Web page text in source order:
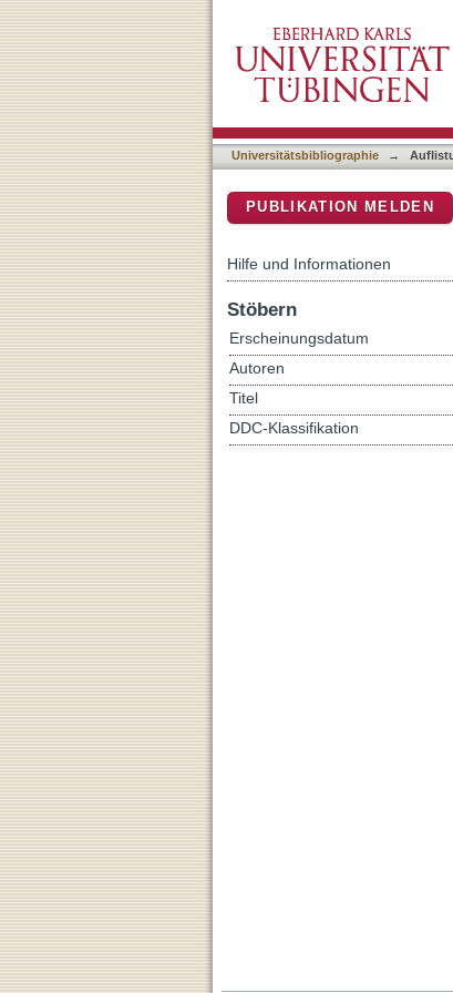
Universitätsbibliographie →
PUBLIKATION MELDEN
Hilfe und Informationen
Stöbern
Erscheinungsdatum
Autoren
Titel
DDC-Klassifikation